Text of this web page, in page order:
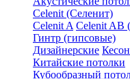
Celenit (Селенит)
Celenit A Celenit AB
Гинтр (гипсовые)
Дизайнерские
Китайские потолки
Кубообразный